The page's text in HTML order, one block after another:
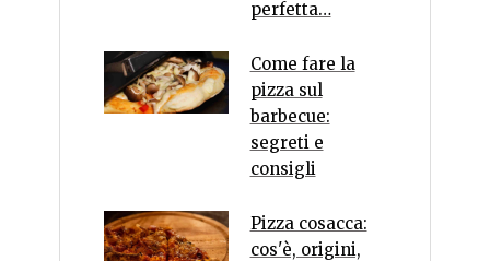
perfetta…
Come fare la
pizza sul
barbecue:
segreti e
consigli
Pizza cosacca:
cos'è, origini,